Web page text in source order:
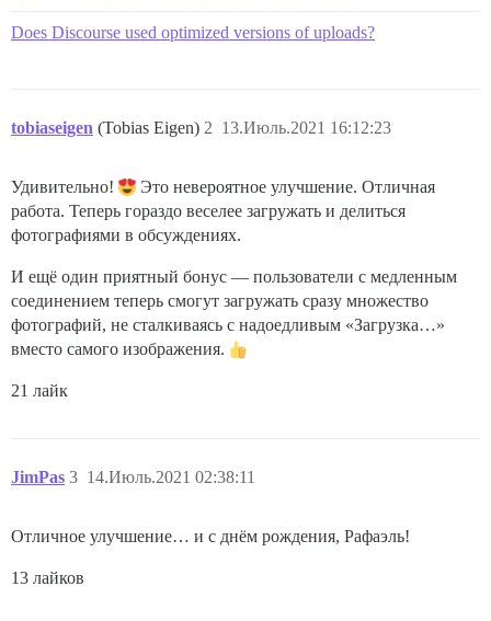
Does Discourse used optimized versions of uploads?
tobiaseigen (Tobias Eigen) 13.Июль.2021 16:12:23
2
Удивительно!
Это невероятное улучшение. Отличная
работа. Теперь гораздо веселее загружать и делиться
фотографиями в обсуждениях.
И ещё один приятный бонус — пользователи с медленным
соединением теперь смогут загружать сразу множество
фотографий, не сталкиваясь с надоедливым «Загрузка…»
вместо самого изображения.
21 лайк
JimPas 14.Июль.2021 02:38:11
3
Отличное улучшение… и с днём рождения, Рафаэль!
13 лайков